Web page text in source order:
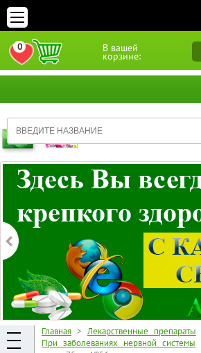
В вашей
корзине:
0
ПЕРЕЙТИ В ИЗБРАННОЕ
Главная > Лекарственные препараты
При заболеваниях нервной системы